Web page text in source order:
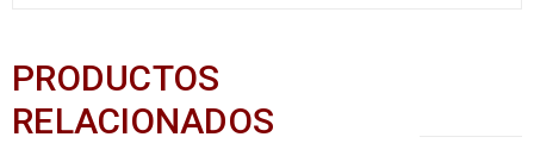
PRODUCTOS
RELACIONADOS